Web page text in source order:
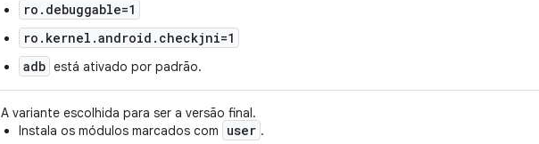
ro.debuggable=1
ro.kernel.android.checkjni=1
adb está ativado por padrão.
A variante escolhida para ser a versão final.
Instala os módulos marcados com
user .